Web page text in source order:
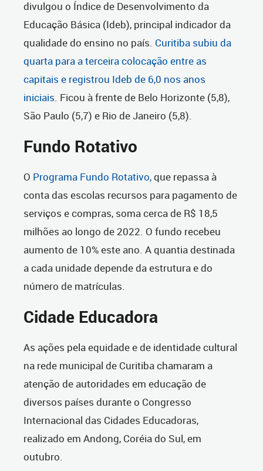
divulgou o Índice de Desenvolvimento da
Educação Básica (Ideb), principal indicador da
qualidade do ensino no país. Curitiba subiu da
quarta para a terceira colocação entre as
capitais e registrou Ideb de 6,0 nos anos
iniciais. Ficou à frente de Belo Horizonte (5,8),
São Paulo (5,7) e Rio de Janeiro (5,8).
Fundo Rotativo
O Programa Fundo Rotativo,que repassa à
conta das escolas recursos para pagamento de
serviços e compras, soma cerca de R$ 18,5
milhões ao longo de 2022. O fundo recebeu
aumento de 10% este ano. A quantia destinada
a cada unidade depende da estrutura e do
número de matrículas.
Cidade Educadora
As ações pela equidade e de identidade cultural
na rede municipal de Curitiba chamaram a
atenção de autoridades em educação de
diversos países durante o Congresso
Internacional das Cidades Educadoras,
realizado em Andong, Coréia do Sul, em
outubro.